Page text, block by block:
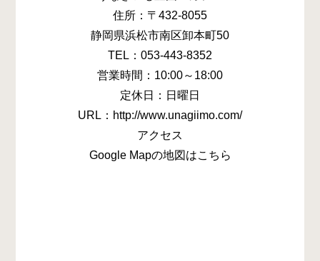
住所：〒432-8055
静岡県浜松市南区卸本町50
TEL：053-443-8352
営業時間：10:00～18:00
定休日：日曜日
URL：http://www.unagiimo.com/
アクセス
Google Mapの地図はこちら